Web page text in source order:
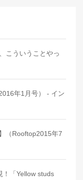
こういうことやっ
年1月号） - イン
（Rooftop2015年7
！「Yellow studs